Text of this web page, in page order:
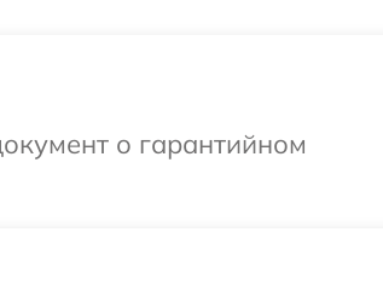
о гарантийном